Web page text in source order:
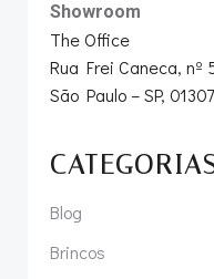
Showroom
The Office
Rua Frei Caneca, nº
São Paulo – SP,
Blog
Brincos